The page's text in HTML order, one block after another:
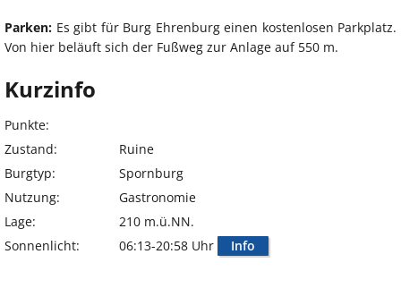
Parken: Es gibt für Burg Ehrenburg einen kostenlosen Parkplatz.
Von hier beläuft sich der Fußweg zur Anlage auf 550 m.
Kurzinfo
Punkte:
Zustand:
Ruine
Burgtyp:
Spornburg
Nutzung:
Gastronomie
Lage:
210 m.ü.NN.
Sonnenlicht:
06:13-20:58 Uhr Info